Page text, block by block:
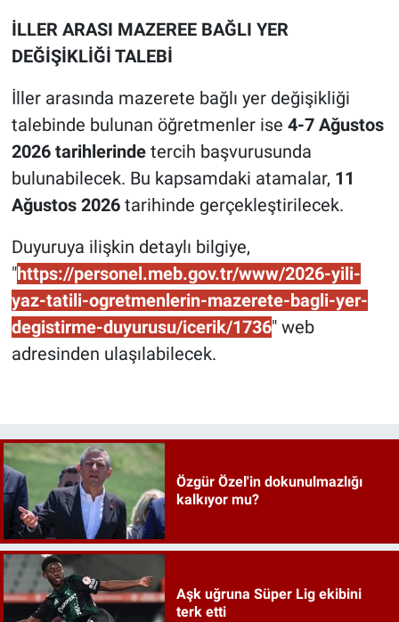
İLLER ARASI MAZEREE BAĞLI YER
DEĞİŞİKLİĞİ TALEBİ
İller arasında mazerete bağlı yer değişikliği
talebinde bulunan öğretmenler ise 4-7 Ağustos
2026 tarihlerinde tercih başvurusunda
bulunabilecek. Bu kapsamdaki atamalar, 11
Ağustos 2026 tarihinde gerçekleştirilecek.
Duyuruya ilişkin detaylı bilgiye,
"https://personel.meb.gov.tr/www/2026-yili-
yaz-tatili-ogretmenlerin-mazerete-bagli-yer-
degistirme-duyurusu/icerik/1736" web
adresinden ulaşılabilecek.
Özgür Özel'in dokunulmazlığı
kalkıyor mu?
Aşk uğruna Süper Lig ekibini
terk etti